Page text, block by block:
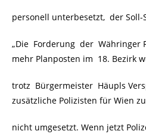
personell unterbesetzt, der
„Die Forderung der Währinger
mehr Planposten im 18. Bezirk
trotz Bürgermeister Häupls
zusätzliche Polizisten für Wien
nicht umgesetzt. Wenn jetzt